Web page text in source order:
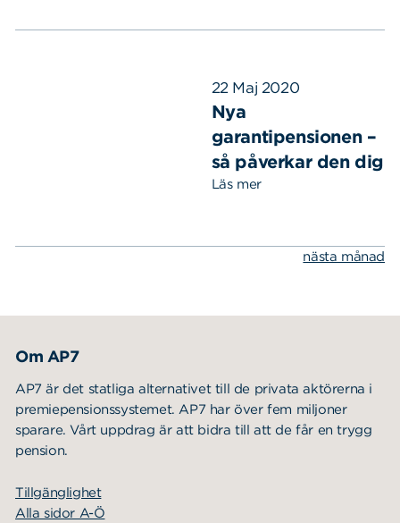
22 Maj 2020
Nya
garantipensionen –
så påverkar den dig
Läs mer
nästa månad
Om AP7
AP7 är det statliga alternativet till de privata aktörerna i
premiepensionssystemet. AP7 har över fem miljoner
sparare. Vårt uppdrag är att bidra till att de får en trygg
pension.
Tillgänglighet
Alla sidor A-Ö